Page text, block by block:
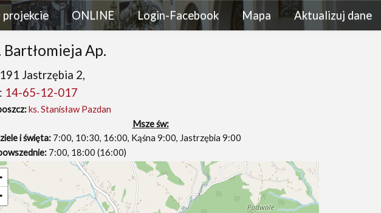
projekcie ONLINE Login-Facebook Mapa Aktualizuj dane
Bartłomieja Ap.
Jastrzębia 2,
14-65-12-017
ks. Stanisław Pazdan
Msze św:
i święta: 7:00, 10:30, 16:00, Kąśna 9:00, Jastrzębia 9:00
7:00, 18:00 (16:00)